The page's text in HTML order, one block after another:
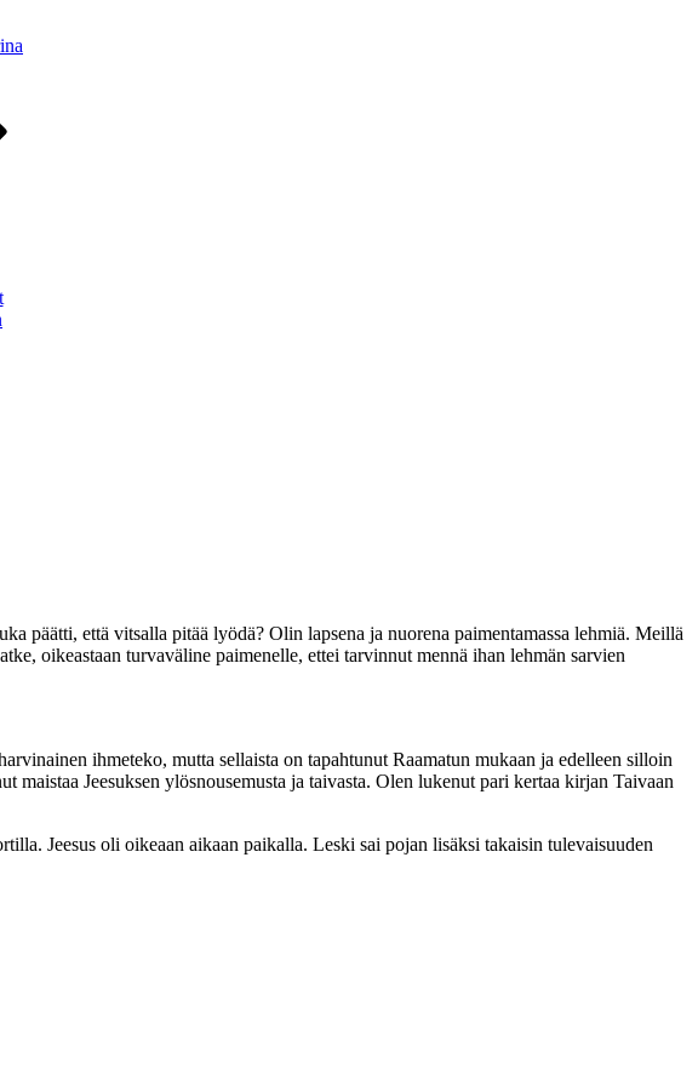
päätti, että vitsalla pitää lyödä? Olin lapsena ja nuorena paimentamassa lehmiä. Meillä
oikeastaan turvaväline paimenelle, ettei tarvinnut mennä ihan lehmän sarvien
ihmeteko, mutta sellaista on tapahtunut Raamatun mukaan ja edelleen silloin
Jeesuksen ylösnousemusta ja taivasta. Olen lukenut pari kertaa kirjan Taivaan
Jeesus oli oikeaan aikaan paikalla. Leski sai pojan lisäksi takaisin tulevaisuuden